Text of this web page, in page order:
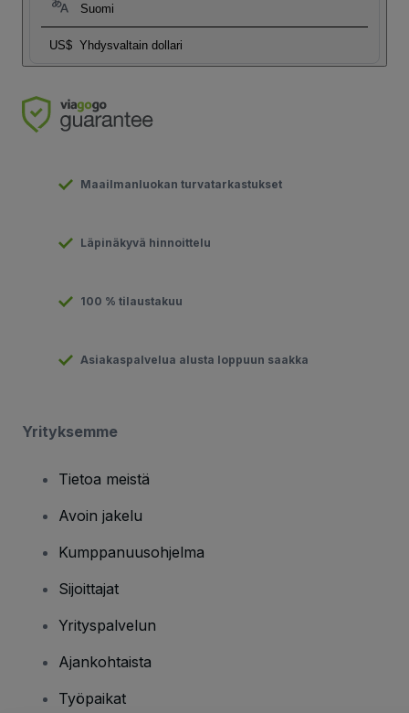
Suomi
US$ Yhdysvaltain dollari
Maailmanluokan turvatarkastukset
Läpinäkyvä hinnoittelu
100 % tilaustakuu
Asiakaspalvelua alusta loppuun saakka
Yrityksemme
Tietoa meistä
Avoin jakelu
Kumppanuusohjelma
Sijoittajat
Yrityspalvelun
Ajankohtaista
Työpaikat